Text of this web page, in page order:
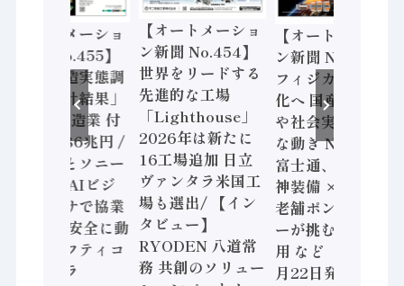
【オートメーショ
ン新聞 No.455】
「経済構造実態調
査二次集計結果」
2024年製造業 付
加価値額86兆円 /
三菱電機とソニー
セミコン AIビジ
ョンセンサで協業
/ IDEC、安全に動
かすセーフティコ
ントローラ
【オートメーショ
ン新聞 No.454】
世界をリードする
先進的な工場
「Lighthouse」
2026年は新たに
16工場追加 日立
ヴァンタラ米国工
場も選出/ 【イン
タビュー】
RYODEN 八道常
務 共創のソリュー
【オートメーショ
ン新聞 No.453】
フィジカルAI本格
化へ 国産AI開発
や社会実装に活発
な動き Noetra、
富士通、日立 / 兵
神装備 × HMS、
老舗ポンプメーカ
ーが挑むデータ活
用 など（2026年7
月22日発行）